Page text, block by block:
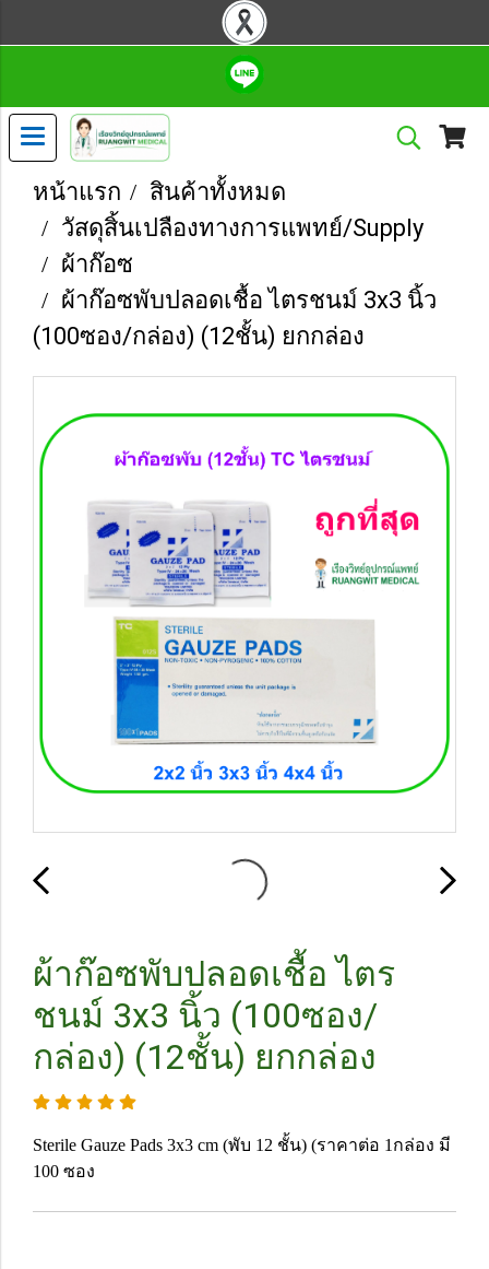
หน้าแรก
สินค้าทั้งหมด
วัสดุสิ้นเปลืองทางการแพทย์/Supply
ผ้าก๊อซ
ผ้าก๊อซพับปลอดเชื้อ ไตรชนม์ 3x3 นิ้ว
(100ซอง/กล่อง) (12ชั้น) ยกกล่อง
ผ้าก๊อซพับปลอดเชื้อ ไตร
ชนม์ 3x3 นิ้ว (100ซอง/
กล่อง) (12ชั้น) ยกกล่อง
Sterile Gauze Pads 3x3 cm (พับ 12 ชั้น) (ราคาต่อ 1กล่อง มี
100 ซอง